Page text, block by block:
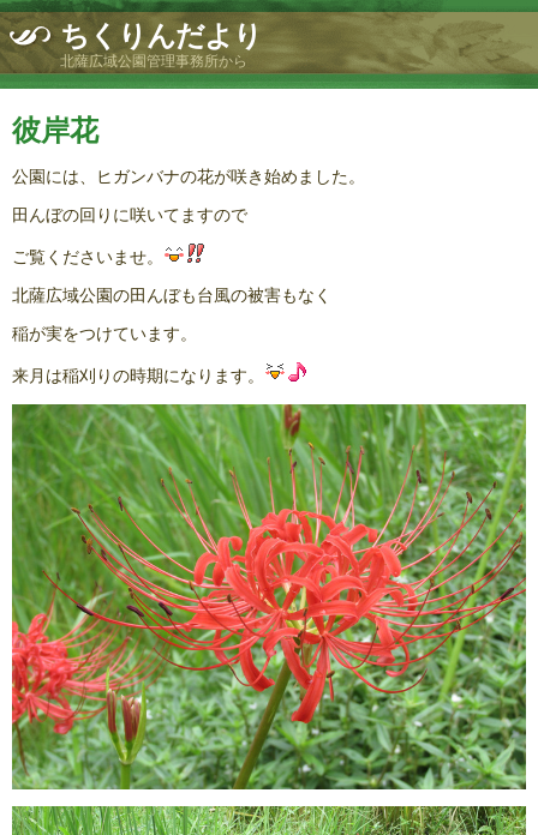
ちくりんだより
北薩広域公園管理事務所から
彼岸花
公園には、ヒガンバナの花が咲き始めました。
田んぼの回りに咲いてますので
ご覧くださいませ。
北薩広域公園の田んぼも台風の被害もなく
稲が実をつけています。
来月は稲刈りの時期になります。